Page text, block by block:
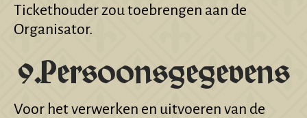
Tickethouder zou toebrengen aan de
Organisator.
9.Persoonsgegevens
Voor het verwerken en uitvoeren van de